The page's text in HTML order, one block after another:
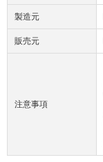
製造元
販売元
注意事項